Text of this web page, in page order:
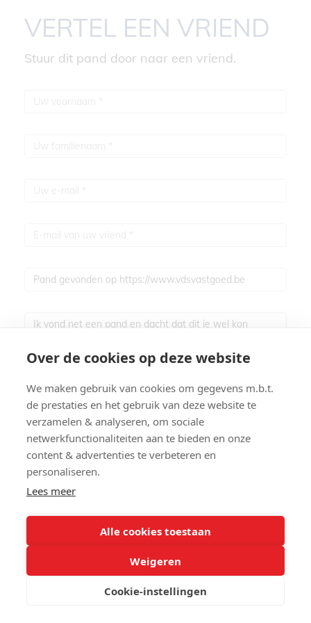
VERTEL EEN VRIEND
Stuur dit pand door naar een vriend.
Ik heb het privacybeleid van deze website
gelezen en ga hiermee akkoord.
Over de cookies op deze website
We maken gebruik van cookies om gegevens m.b.t.
de prestaties en het gebruik van deze website te
verzamelen & analyseren, om sociale
netwerkfunctionaliteiten aan te bieden en onze
content & advertenties te verbeteren en
personaliseren.
Lees meer
Alle cookies toestaan
Weigeren
Cookie-instellingen